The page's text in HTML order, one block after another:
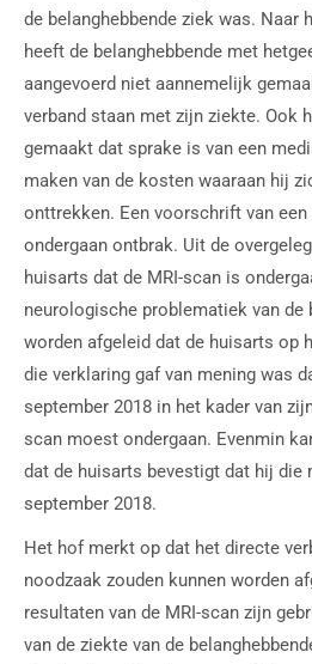
de belanghebbende ziek was. Naar
heeft de belanghebbende met
aangevoerd niet aannemelijk
verband staan met zijn ziekte. Ook
gemaakt dat sprake is van een
maken van de kosten waaraan hij
onttrekken. Een voorschrift van
ondergaan ontbrak. Uit de
huisarts dat de MRI-scan is
neurologische problematiek van de
worden afgeleid dat de huisarts op
die verklaring gaf van mening was
september 2018 in het kader van
scan moest ondergaan. Evenmin
dat de huisarts bevestigt dat hij die
september 2018.
Het hof merkt op dat het directe
noodzaak zouden kunnen worden
resultaten van de MRI-scan zijn
van de ziekte van de